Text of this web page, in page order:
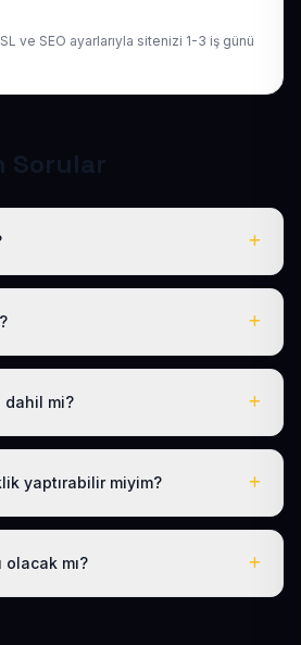
ve SEO ayarlarıyla sitenizi 1-3 iş günü
Sorular
gibi Hazır Lokanta Sitesi de
ve temel SEO dahildir; gizli ücret
metinlerinizi ilettikten sonra
dahil mi?
ücretsiz .com.tr alan adı ve
yaptırabilir miyim?
ilk 30 gün ücretsiz revizyon
yıllarda da uygun bakım
mı?